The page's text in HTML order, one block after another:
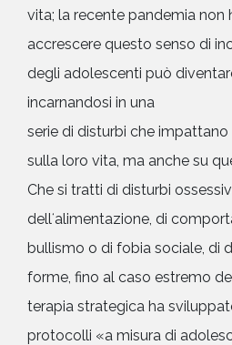
vita; la recente pandemia non
accrescere questo senso di
degli adolescenti può
incarnandosi in una
serie di disturbi che
sulla loro vita, ma anche su
Che si tratti di disturbi
dellʻalimentazione, di
bullismo o di fobia sociale, di
forme, fino al caso estremo
terapia strategica ha
protocolli «a misura di